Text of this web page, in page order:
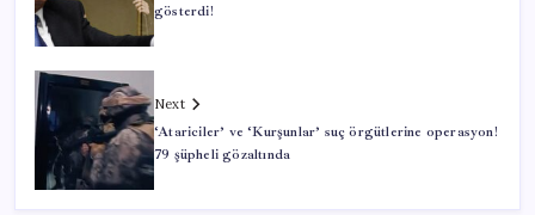
gösterdi!
Next
‘Atariciler’ ve ‘Kurşunlar’ suç örgütlerine operasyon!
79 şüpheli gözaltında